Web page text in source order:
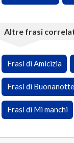
Altre frasi
Frasi di Amicizia
Frasi di Buonanotte
Frasi di Mi manchi